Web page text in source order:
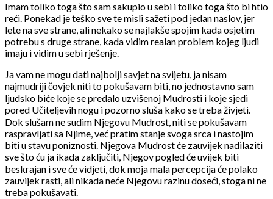
Imam toliko toga što sam sakupio u sebi i toliko toga što bi htio
reći. Ponekad je teško sve te misli sažeti pod jedan naslov, jer
lete na sve strane, ali nekako se najlakše spojim kada osjetim
potrebu s druge strane, kada vidim realan problem kojeg ljudi
imaju i vidim u sebi rješenje.
Ja vam ne mogu dati najbolji savjet na svijetu, ja nisam
najmudriji čovjek niti to pokušavam biti, no jednostavno sam
ljudsko biće koje se predalo uzvišenoj Mudrosti i koje sjedi
pored Učiteljevih nogu i pozorno sluša kako se treba živjeti.
Dok slušam ne sudim Njegovu Mudrost, niti se pokušavam
raspravljati sa Njime, već pratim stanje svoga srca i nastojim
biti u stavu poniznosti. Njegova Mudrost će zauvijek nadilaziti
sve što ću ja ikada zaključiti, Njegov pogled će uvijek biti
beskrajan i sve će vidjeti, dok moja mala percepcija će polako
zauvijek rasti, ali nikada neće Njegovu razinu doseći, stoga ni ne
treba pokušavati.